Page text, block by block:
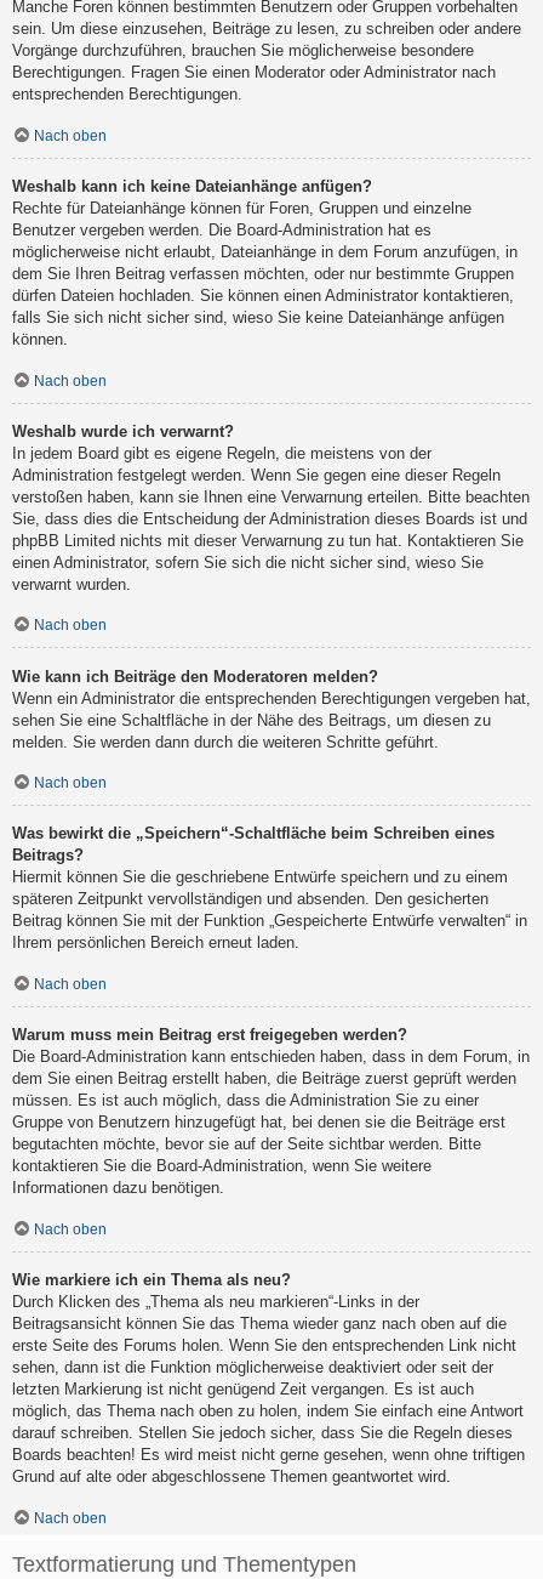
Manche Foren können bestimmten Benutzern oder Gruppen vorbehalten
sein. Um diese einzusehen, Beiträge zu lesen, zu schreiben oder andere
Vorgänge durchzuführen, brauchen Sie möglicherweise besondere
Berechtigungen. Fragen Sie einen Moderator oder Administrator nach
entsprechenden Berechtigungen.
Nach oben
Weshalb kann ich keine Dateianhänge anfügen?
Rechte für Dateianhänge können für Foren, Gruppen und einzelne
Benutzer vergeben werden. Die Board-Administration hat es
möglicherweise nicht erlaubt, Dateianhänge in dem Forum anzufügen, in
dem Sie Ihren Beitrag verfassen möchten, oder nur bestimmte Gruppen
dürfen Dateien hochladen. Sie können einen Administrator kontaktieren,
falls Sie sich nicht sicher sind, wieso Sie keine Dateianhänge anfügen
können.
Nach oben
Weshalb wurde ich verwarnt?
In jedem Board gibt es eigene Regeln, die meistens von der
Administration festgelegt werden. Wenn Sie gegen eine dieser Regeln
verstoßen haben, kann sie Ihnen eine Verwarnung erteilen. Bitte beachten
Sie, dass dies die Entscheidung der Administration dieses Boards ist und
phpBB Limited nichts mit dieser Verwarnung zu tun hat. Kontaktieren Sie
einen Administrator, sofern Sie sich die nicht sicher sind, wieso Sie
verwarnt wurden.
Nach oben
Wie kann ich Beiträge den Moderatoren melden?
Wenn ein Administrator die entsprechenden Berechtigungen vergeben hat,
sehen Sie eine Schaltfläche in der Nähe des Beitrags, um diesen zu
melden. Sie werden dann durch die weiteren Schritte geführt.
Nach oben
Was bewirkt die „Speichern“-Schaltfläche beim Schreiben eines
Beitrags?
Hiermit können Sie die geschriebene Entwürfe speichern und zu einem
späteren Zeitpunkt vervollständigen und absenden. Den gesicherten
Beitrag können Sie mit der Funktion „Gespeicherte Entwürfe verwalten“ in
Ihrem persönlichen Bereich erneut laden.
Nach oben
Warum muss mein Beitrag erst freigegeben werden?
Die Board-Administration kann entschieden haben, dass in dem Forum, in
dem Sie einen Beitrag erstellt haben, die Beiträge zuerst geprüft werden
müssen. Es ist auch möglich, dass die Administration Sie zu einer
Gruppe von Benutzern hinzugefügt hat, bei denen sie die Beiträge erst
begutachten möchte, bevor sie auf der Seite sichtbar werden. Bitte
kontaktieren Sie die Board-Administration, wenn Sie weitere
Informationen dazu benötigen.
Nach oben
Wie markiere ich ein Thema als neu?
Durch Klicken des „Thema als neu markieren“-Links in der
Beitragsansicht können Sie das Thema wieder ganz nach oben auf die
erste Seite des Forums holen. Wenn Sie den entsprechenden Link nicht
sehen, dann ist die Funktion möglicherweise deaktiviert oder seit der
letzten Markierung ist nicht genügend Zeit vergangen. Es ist auch
möglich, das Thema nach oben zu holen, indem Sie einfach eine Antwort
darauf schreiben. Stellen Sie jedoch sicher, dass Sie die Regeln dieses
Boards beachten! Es wird meist nicht gerne gesehen, wenn ohne triftigen
Grund auf alte oder abgeschlossene Themen geantwortet wird.
Nach oben
Textformatierung und Thementypen